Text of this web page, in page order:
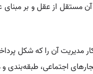
مستقل از عقل و بر
آن را که شکل
اجتماعی، طبقه‌بندی